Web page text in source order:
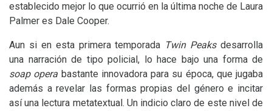
establecido mejor lo que ocurrió en la última noche de Laura
Palmer es Dale Cooper.
Aun si en esta primera temporada Twin Peaksdesarrolla
una narración de tipo policial, lo hace bajo una forma de
soap opera bastante innovadora para su época, que jugaba
además a revelar las formas propias del género e incitar
así una lectura metatextual. Un indicio claro de este nivel de